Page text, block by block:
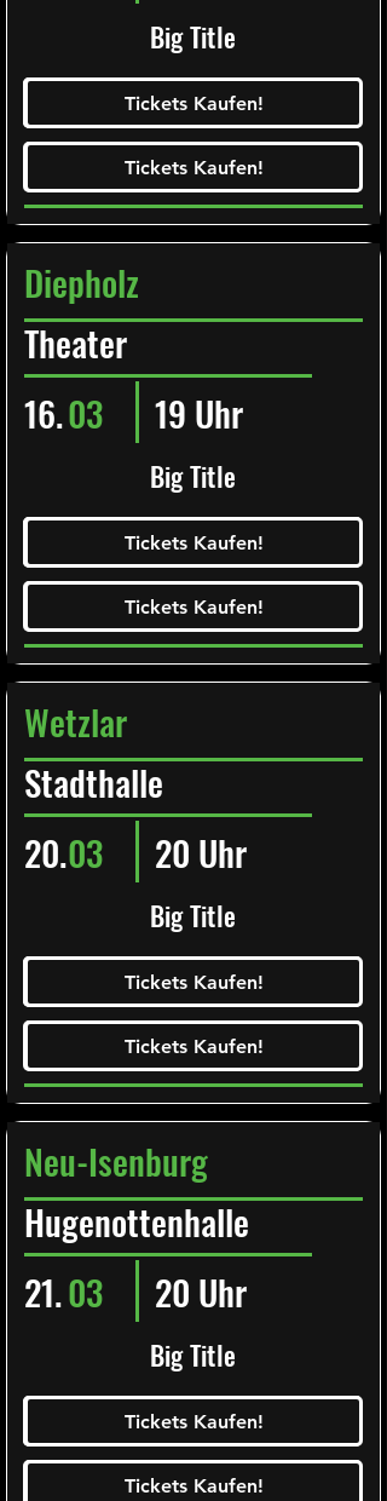
Big Title
Tickets Kaufen!
Ticketalarm abonieren!
Tickets Kaufen!
Tickets Kaufen!
Tickets Kaufen!
Diepholz
Theater
Big Title
16.03 19 Uhr
Tickets Kaufen!
Ticketalarm abonieren!
Tickets Kaufen!
Tickets Kaufen!
Tickets Kaufen!
Wetzlar
Stadthalle
Big Title
20.03 20 Uhr
Tickets Kaufen!
Ticketalarm abonieren!
Tickets Kaufen!
Tickets Kaufen!
Tickets Kaufen!
Neu-Isenburg
Hugenottenhalle
Big Title
21.03 20 Uhr
Tickets Kaufen!
Ticketalarm abonieren!
Tickets Kaufen!
Tickets Kaufen!
Tickets Kaufen!